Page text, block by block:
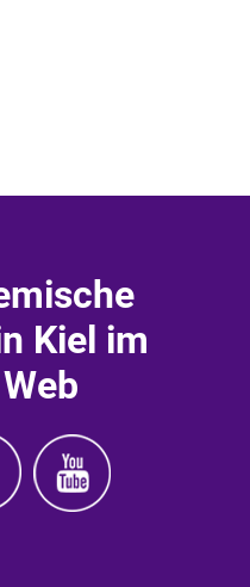
Kiel im
Ruderverein
Kiel
Facebook
Kiel
Youtube